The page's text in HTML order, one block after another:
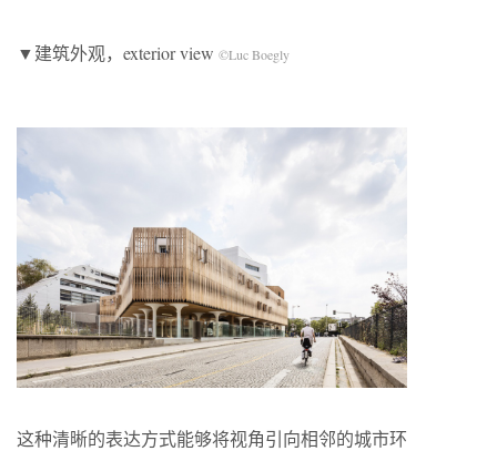
▼建筑外观，exterior view ©Luc Boegly
这种清晰的表达方式能够将视角引向相邻的城市环